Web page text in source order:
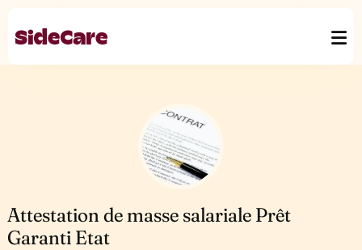
Attestation de masse salariale Prêt
Garanti Etat